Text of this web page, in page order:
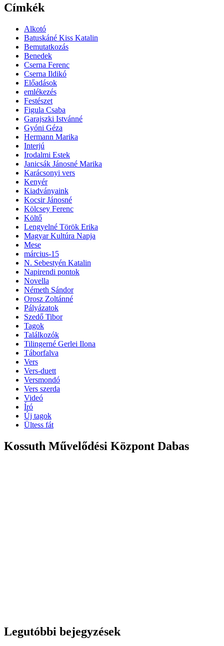
Címkék
Alkotó
Batuskáné Kiss Katalin
Bemutatkozás
Benedek
Cserna Ferenc
Cserna Ildikó
Előadások
emlékezés
Festészet
Figula Csaba
Garajszki Istvánné
Gyóni Géza
Hermann Marika
Interjú
Irodalmi Estek
Janicsák Jánosné Marika
Karácsonyi vers
Kenyér
Kiadványaink
Kocsir Jánosné
Kölcsey Ferenc
Költő
Lengyelné Török Erika
Magyar Kultúra Napja
Mese
március-15
N. Sebestyén Katalin
Napirendi pontok
Novella
Németh Sándor
Orosz Zoltánné
Pályázatok
Szedő Tibor
Tagok
Találkozók
Tilingerné Gerlei Ilona
Táborfalva
Vers
Vers-duett
Versmondó
Vers szerda
Videó
Író
Új tagok
Ültess fát
Kossuth Művelődési Központ Dabas
Legutóbbi bejegyzések